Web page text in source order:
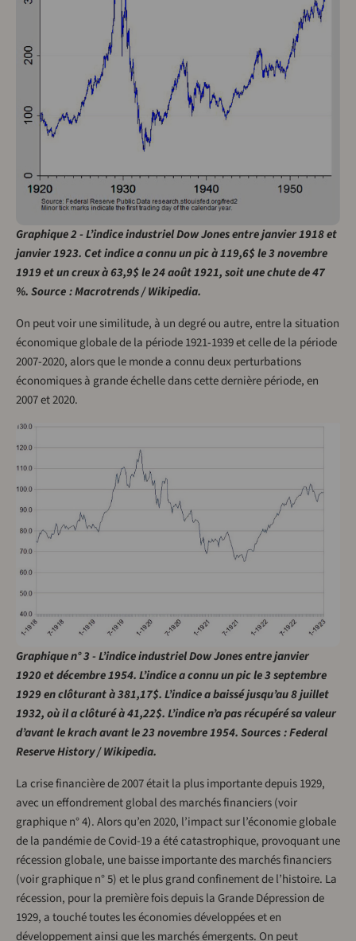
Graphique 2 - L’indice industriel Dow Jones entre janvier 1918 et
janvier 1923. Cet indice a connu un pic à 119,6$ le 3 novembre
1919 et un creux à 63,9$ le 24 août 1921, soit une chute de 47
%. Source : Macrotrends / Wikipedia.
On peut voir une similitude, à un degré ou autre, entre la situation
économique globale de la période 1921-1939 et celle de la période
2007-2020, alors que le monde a connu deux perturbations
économiques à grande échelle dans cette dernière période, en
2007 et 2020.
Graphique n° 3 - L’indice industriel Dow Jones entre janvier
1920 et décembre 1954. L’indice a connu un pic le 3 septembre
1929 en clôturant à 381,17$. L’indice a baissé jusqu’au 8 juillet
1932, où il a clôturé à 41,22$. L’indice n’a pas récupéré sa valeur
d’avant le krach avant le 23 novembre 1954. Sources : Federal
Reserve History / Wikipedia.
La crise financière de 2007 était la plus importante depuis 1929,
avec un effondrement global des marchés financiers (voir
graphique n° 4). Alors qu’en 2020, l’impact sur l’économie globale
de la pandémie de Covid-19 a été catastrophique, provoquant une
récession globale, une baisse importante des marchés financiers
(voir graphique n° 5) et le plus grand confinement de l’histoire. La
récession, pour la première fois depuis la Grande Dépression de
1929, a touché toutes les économies développées et en
développement ainsi que les marchés émergents. On peut